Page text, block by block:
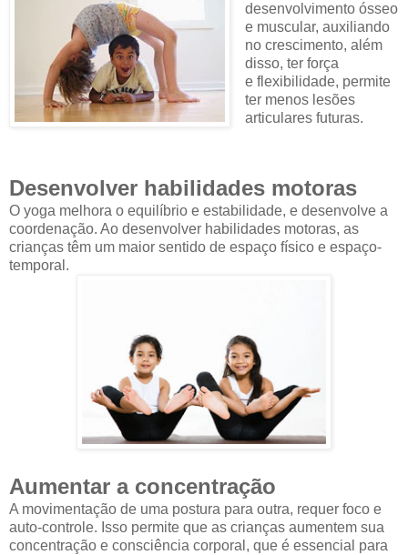
desenvolvimento ósseo
e muscular, auxiliando
no crescimento, além
disso, ter força
e flexibilidade, permite
ter menos lesões
articulares futuras.
Desenvolver habilidades motoras
O yoga melhora o equilíbrio e estabilidade, e desenvolve a
coordenação. Ao desenvolver habilidades motoras, as
crianças têm um maior sentido de espaço físico e espaço-
temporal.
Aumentar a concentração
A movimentação de uma postura para outra, requer foco e
auto-controle. Isso permite que as crianças aumentem sua
concentração e consciência corporal, que é essencial para